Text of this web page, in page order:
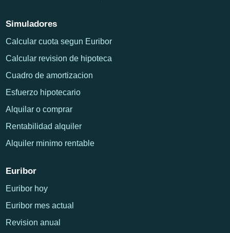
Simuladores
Calcular cuota segun Euribor
Calcular revision de hipoteca
Cuadro de amortizacion
Esfuerzo hipotecario
Alquilar o comprar
Rentabilidad alquiler
Alquiler minimo rentable
Euribor
Euribor hoy
Euribor mes actual
Revision anual